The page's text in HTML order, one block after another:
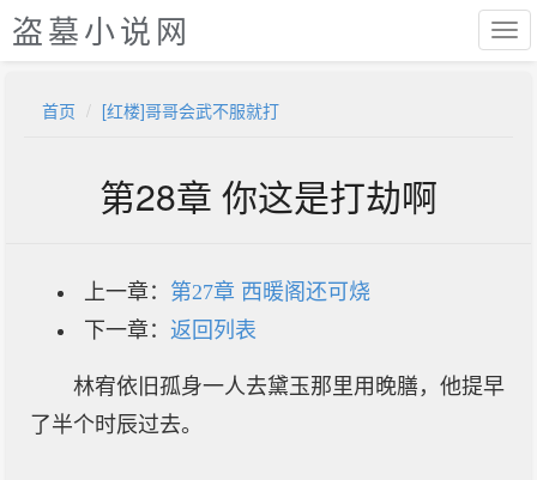
盗墓小说网
首页 [红楼]哥哥会武不服就打
第28章 你这是打劫啊
上一章： 第27章 西暖阁还可烧
下一章： 返回列表
林宥依旧孤身一人去黛玉那里用晚膳，他提早
了半个时辰过去。